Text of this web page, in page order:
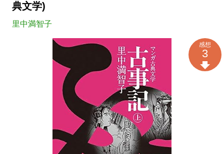
典文学)
里中満智子
感想
3